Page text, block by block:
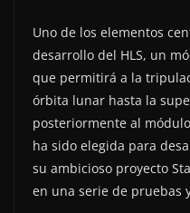
Uno de los elementos
desarrollo del HLS, un
que permitirá a la
órbita lunar hasta la
posteriormente al
ha sido elegida para
su ambicioso proyecto
en una serie de pruebas